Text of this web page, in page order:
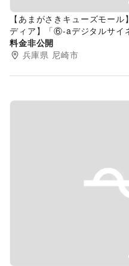
【あまがさきキューズモー
ディア】「⑥-aデジタルサイ
料金非公開
兵庫県 尼崎市
Previous slide